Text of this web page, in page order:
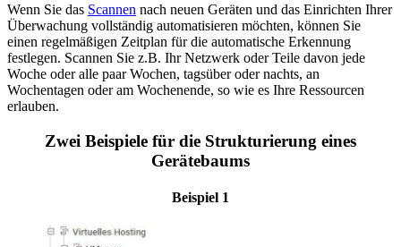
Wenn Sie das Scannen nach neuen Geräten und das Einrichten Ihrer
Überwachung vollständig automatisieren möchten, können Sie
einen regelmäßigen Zeitplan für die automatische Erkennung
festlegen. Scannen Sie z.B. Ihr Netzwerk oder Teile davon jede
Woche oder alle paar Wochen, tagsüber oder nachts, an
Wochentagen oder am Wochenende, so wie es Ihre Ressourcen
erlauben.
Zwei Beispiele für die Strukturierung eines
Gerätebaums
Beispiel 1